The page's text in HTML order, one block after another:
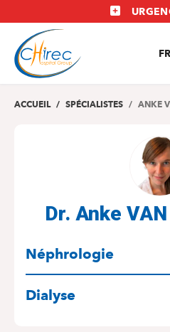
au
contenu
principal
FR
ACCUEIL SPÉCIALISTES ANKE
Dr. Anke
Néphrologie
Dialyse